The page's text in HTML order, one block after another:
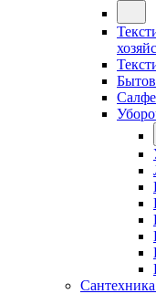
Сантехника